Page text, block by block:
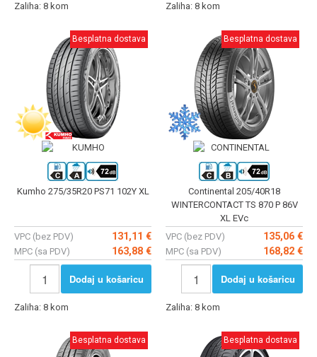
Zaliha: 8 kom Zaliha: 8 kom
Besplatna dostava
Kumho 275/35R20 PS71 102Y XL
VPC (bez PDV) 131,11 €
MPC (sa PDV) 163,88 €
Dodaj u košaricu
Zaliha: 8 kom
Besplatna dostava
Continental 205/40R18
WINTERCONTACT TS 870 P 86V
XL EVc
VPC (bez PDV)
135,06 €
MPC (sa PDV) 168,82 €
Dodaj u košaricu
Zaliha: 8 kom
Besplatna dostava Besplatna dostava